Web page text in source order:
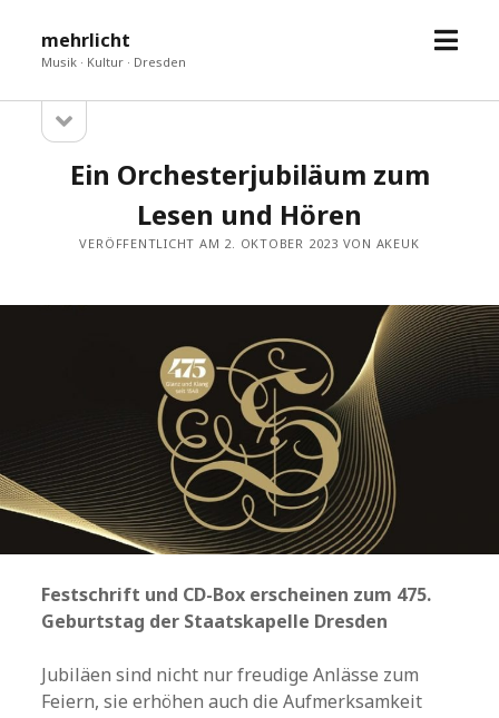
mehrlicht
Musik · Kultur · Dresden
Menü
Sidebar
öffnen
Ein Orchesterjubiläum zum
Lesen und Hören
VERÖFFENTLICHT AM 2. OKTOBER 2023 VON AKEUK
Festschrift und CD-Box erscheinen zum 475.
Geburtstag der Staatskapelle Dresden
Jubiläen sind nicht nur freudige Anlässe zum
Feiern, sie erhöhen auch die Aufmerksamkeit